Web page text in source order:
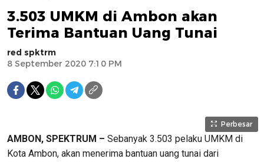
3.503 UMKM di Ambon akan
Terima Bantuan Uang Tunai
red spktrm
8 September 2020 7:10 PM
Perbesar
AMBON, SPEKTRUM – Sebanyak 3.503 pelaku UMKM di
Kota Ambon, akan menerima bantuan uang tunai dari